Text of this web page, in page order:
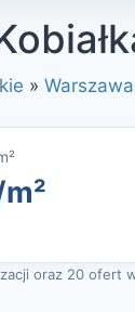
» Warszawa
oraz 20 ofert